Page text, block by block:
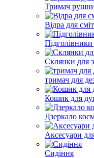
Тримач
Відра для
Склянки для
тримач для
Кошик для
Дзеркало
Аксесуари
Сидіння